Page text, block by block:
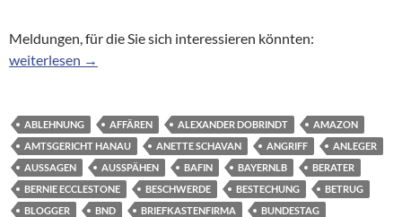
Meldungen, für die Sie sich interessieren könnten:
Abzocknews zum 27.08.2014
weiterlesen →
ABLEHNUNG AFFÄREN ALEXANDER DOBRINDT
AMAZON
AMTSGERICHT HANAU
ANETTE SCHAVAN ANGRIFF
ANLEGER
AUSSAGEN
AUSSPÄHEN BAFIN BAYERNLB
BERATER
BERNIE ECCLESTONE
BESCHWERDE BESTECHUNG
BETRUG
BLOGGER
BND BRIEFKASTENFIRMA BUNDESTAG